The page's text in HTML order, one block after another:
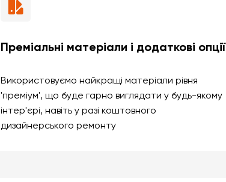
Преміальні матеріали і додаткові опції
Використовуємо найкращі матеріали рівня
'преміум', що буде гарно виглядати у будь-якому
інтер'єрі, навіть у разі коштовного
дизайнерського ремонту